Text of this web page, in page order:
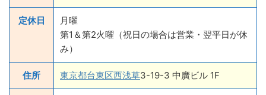
定休日
月曜
第1＆第2火曜（祝日の場合は営業・翌平日が休
み）
住所 東京都台東区西浅草3-19-3 中廣ビル 1F